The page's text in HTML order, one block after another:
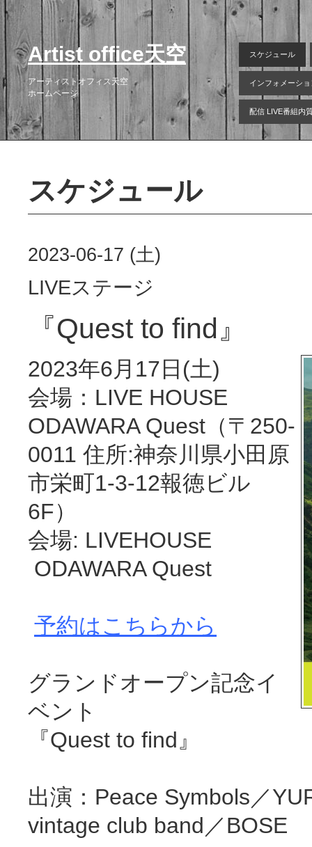
Artist office天空
アーティストオフィス天空
ホームページ
スケジュール
インフォメーショ
配信 LIVE番組内
スケジュール
2023-06-17 (土)
LIVEステージ
『Quest to find』
2023年6月17日(土)
会場：LIVE HOUSE
ODAWARA Quest（〒250-
0011 住所:神奈川県小田原
市栄町1-3-12報徳ビル
6F）
会場: LIVEHOUSE
ODAWARA Quest
予約はこちらから
グランドオープン記念イ
ベント
『Quest to find』
出演：Peace Symbols／
vintage club band／BOSE